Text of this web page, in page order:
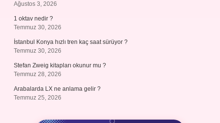
Ağustos 3, 2026
1 oktav nedir ?
Temmuz 30, 2026
İstanbul Konya hızlı tren kaç saat sürüyor ?
Temmuz 30, 2026
Stefan Zweig kitapları okunur mu ?
Temmuz 28, 2026
Arabalarda LX ne anlama gelir ?
Temmuz 25, 2026